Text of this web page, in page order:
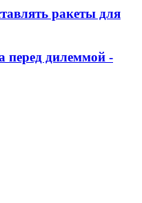
ракеты для
перед дилеммой -